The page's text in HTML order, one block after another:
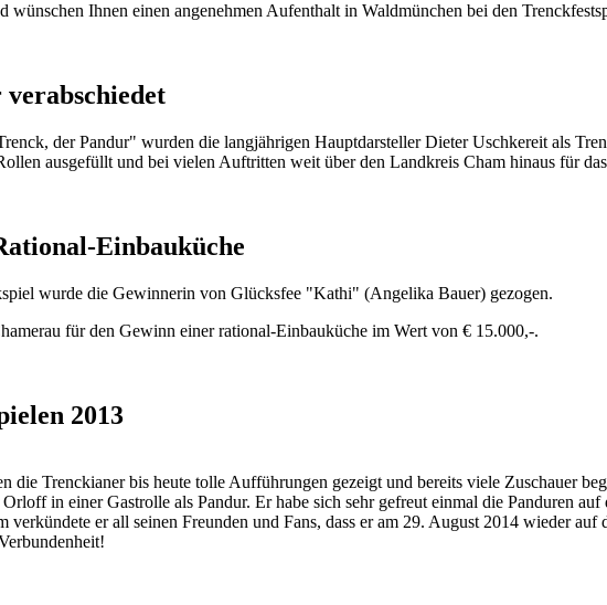
wünschen Ihnen einen angenehmen Aufenthalt in Waldmünchen bei den
der Pandur" wurden die langjährigen Hauptdarsteller Dieter Uschkereit als
ausgefüllt und bei vielen Auftritten weit über den Landkreis Cham hinaus für
Einbauküche
wurde die Gewinnerin von Glücksfee "Kathi" (Angelika Bauer) gezogen.
für den Gewinn einer rational-Einbauküche im Wert von € 15.000,-.
2013
die Trenckianer bis heute tolle Aufführungen gezeigt und bereits viele Zuschauer
in einer Gastrolle als Pandur. Er habe sich sehr gefreut einmal die Panduren
er all seinen Freunden und Fans, dass er am 29. August 2014 wieder